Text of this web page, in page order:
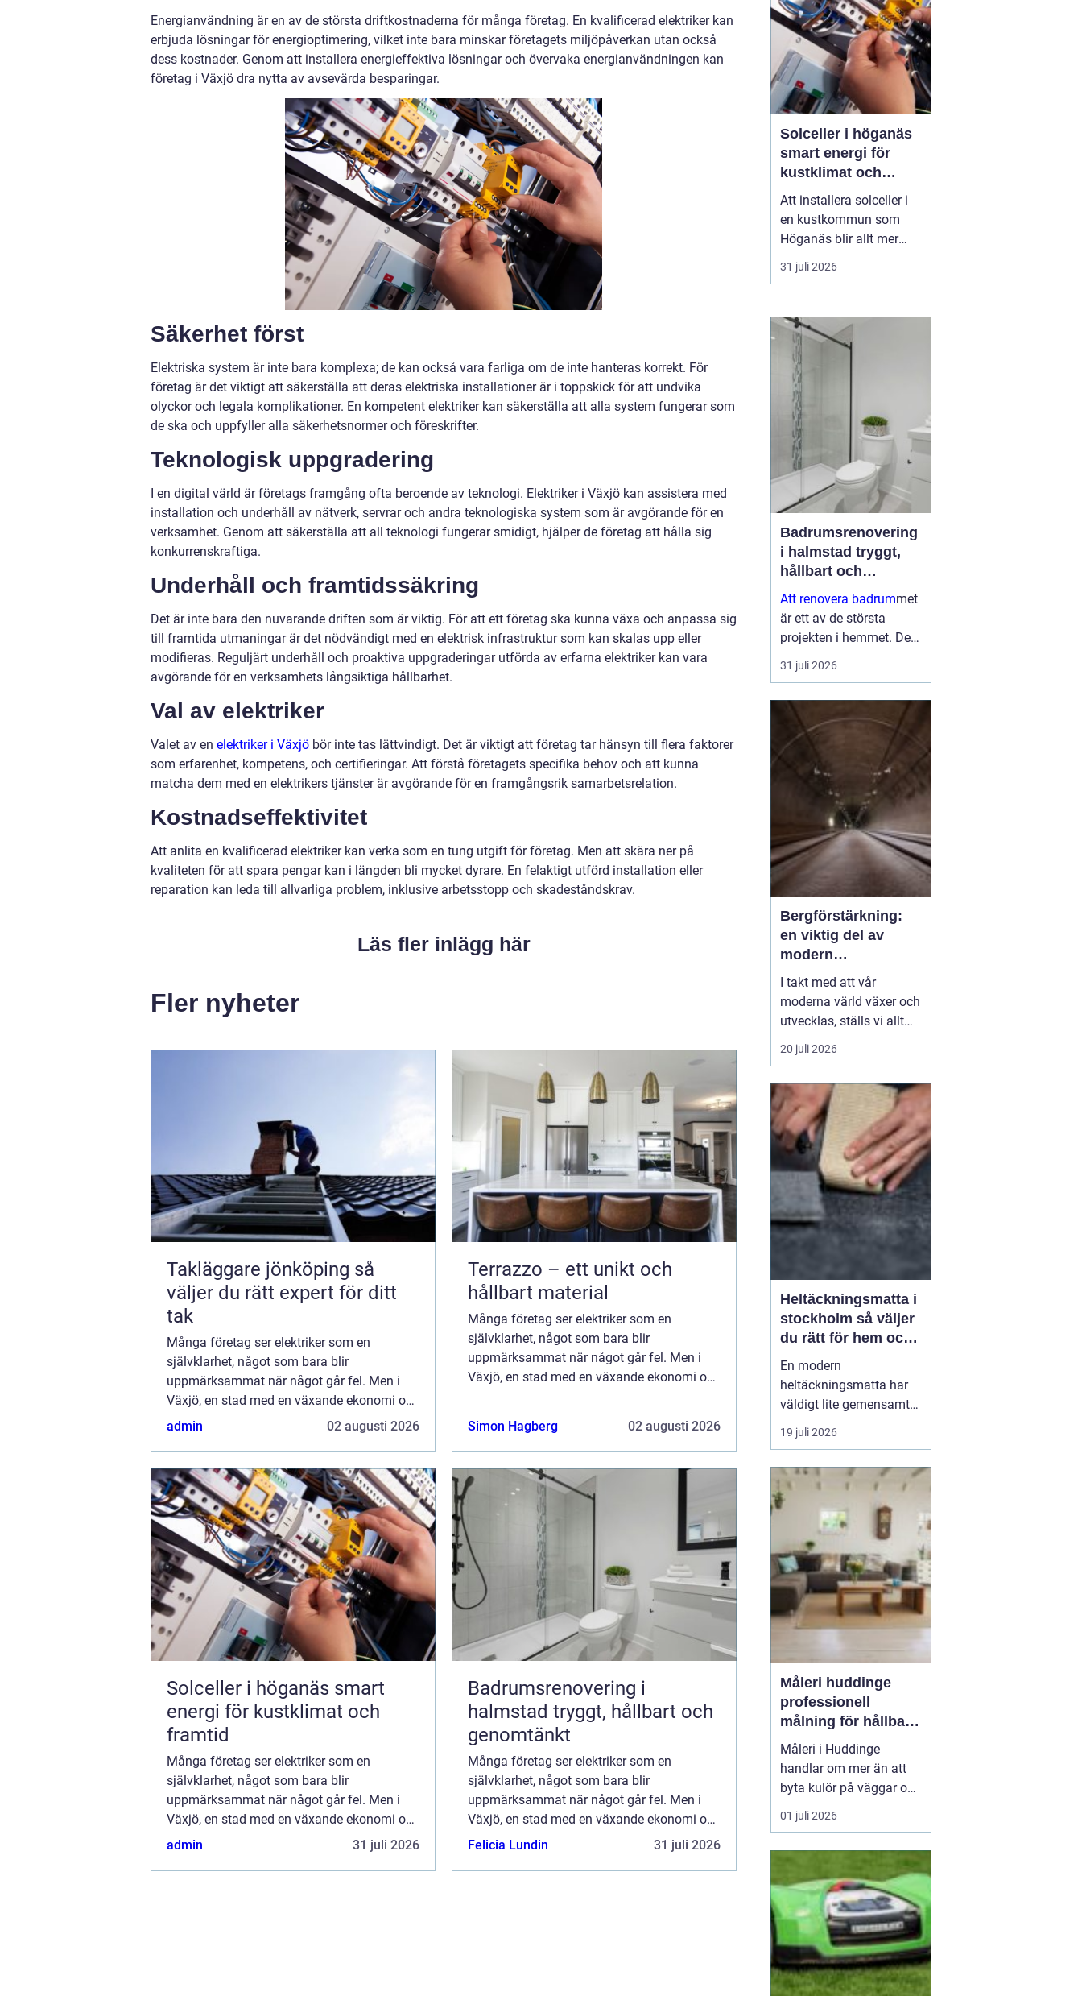
Energianvändning är en av de största driftkostnaderna för många företag. En kvalificerad elektriker kan
erbjuda lösningar för energioptimering, vilket inte bara minskar företagets miljöpåverkan utan också
dess kostnader. Genom att installera energieffektiva lösningar och övervaka energianvändningen kan
företag i Växjö dra nytta av avsevärda besparingar.
Säkerhet först
Elektriska system är inte bara komplexa; de kan också vara farliga om de inte hanteras korrekt. För
företag är det viktigt att säkerställa att deras elektriska installationer är i toppskick för att undvika
olyckor och legala komplikationer. En kompetent elektriker kan säkerställa att alla system fungerar som
de ska och uppfyller alla säkerhetsnormer och föreskrifter.
Teknologisk uppgradering
I en digital värld är företags framgång ofta beroende av teknologi. Elektriker i Växjö kan assistera med
installation och underhåll av nätverk, servrar och andra teknologiska system som är avgörande för en
verksamhet. Genom att säkerställa att all teknologi fungerar smidigt, hjälper de företag att hålla sig
konkurrenskraftiga.
Underhåll och framtidssäkring
Det är inte bara den nuvarande driften som är viktig. För att ett företag ska kunna växa och anpassa sig
till framtida utmaningar är det nödvändigt med en elektrisk infrastruktur som kan skalas upp eller
modifieras. Reguljärt underhåll och proaktiva uppgraderingar utförda av erfarna elektriker kan vara
avgörande för en verksamhets långsiktiga hållbarhet.
Val av elektriker
Valet av en elektriker i Växjö bör inte tas lättvindigt. Det är viktigt att företag tar hänsyn till flera faktorer
som erfarenhet, kompetens, och certifieringar. Att förstå företagets specifika behov och att kunna
matcha dem med en elektrikers tjänster är avgörande för en framgångsrik samarbetsrelation.
Kostnadseffektivitet
Att anlita en kvalificerad elektriker kan verka som en tung utgift för företag. Men att skära ner på
kvaliteten för att spara pengar kan i längden bli mycket dyrare. En felaktigt utförd installation eller
reparation kan leda till allvarliga problem, inklusive arbetsstopp och skadeståndskrav.
Läs fler inlägg här
Fler nyheter
Takläggare jönköping så
väljer du rätt expert för ditt
tak
Många företag ser elektriker som en
självklarhet, något som bara blir
uppmärksammat när något går fel. Men i
Växjö, en stad med en växande ekonomi och
en diversifierad företagsstruktur, ...
admin 02 augusti 2026
Terrazzo – ett unikt och
hållbart material
Många företag ser elektriker som en
självklarhet, något som bara blir
uppmärksammat när något går fel. Men i
Växjö, en stad med en växande ekonomi och
Simon Hagberg
02 augusti 2026
Solceller i höganäs smart
energi för kustklimat och
framtid
Många företag ser elektriker som en
självklarhet, något som bara blir
uppmärksammat när något går fel. Men i
Växjö, en stad med en växande ekonomi och
en diversifierad företagsstruktur, ...
admin 31 juli 2026
Badrumsrenovering i
halmstad tryggt, hållbart och
genomtänkt
Många företag ser elektriker som en
självklarhet, något som bara blir
uppmärksammat när något går fel. Men i
Växjö, en stad med en växande ekonomi och
en diversifierad företagsstruktur, ...
Felicia Lundin 31 juli 2026
terrazzo, som sedan
poleras f...
Solceller i höganäs
smart energi för
kustklimat och
framtid
Att installera solceller i
en kustkommun som
Höganäs blir allt mer
attraktivt, både för
villaägare,
och företag.
Kombinationen av bra
solförutsättningar,
stigande energipriser
och olika stödformer gör
att fler börjar räkna på
e...
31 juli 2026
Badrumsrenovering
i halmstad tryggt,
hållbart och
genomtänkt
Att renovera badrummet
är ett av de största
projekten i hemmet. Det
påverkar både vardagen,
bostadens värde och
installationerna. När en
bostadsägare planerar
en bad...
31 juli 2026
Bergförstärkning:
en viktig del av
modern
infrastruktur
I takt med att vår
moderna värld växer och
utvecklas, ställs vi allt
oftare inför utmaningar
när vi bygger i bergiga
kritisk betydelse inom
byggnation i sådana
landskap är be...
20 juli 2026
Heltäckningsmatta i
stockholm så väljer
du rätt för hem och
kontor
En modern
heltäckningsmatta har
väldigt lite gemensamt
med de plastiga,
svårstädade varianterna
och 80-talet. I dag
handlar textilgolv om
design, komfort och
smarta material som
både är slitstarka och
lättskötta. För den som
leta...
19 juli 2026
Måleri huddinge
professionell
målning för hållbara
resultat
Måleri i Huddinge
handlar om mer än att
byta kulör på väggar och
fasader. Ett genomtänkt
måleriarbete skyddar
slitage, skapar trivsel
inomhus och kan
samtidigt höja värdet på
bostaden. För den som
planerar en renovering,
ommålning...
01 juli 2026